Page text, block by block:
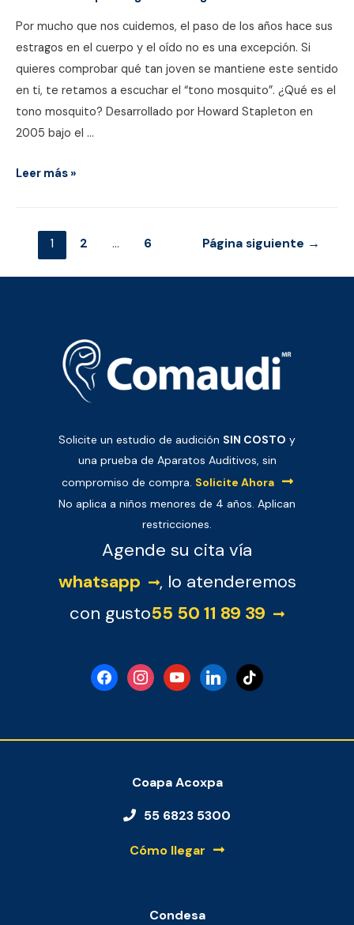
Por mucho que nos cuidemos, el paso de los años hace sus
estragos en el cuerpo y el oído no es una excepción. Si
quieres comprobar qué tan joven se mantiene este sentido
en ti, te retamos a escuchar el “tono mosquito”. ¿Qué es el
tono mosquito? Desarrollado por Howard Stapleton en
2005 bajo el …
Si
esto,
que
haciendo
Leer más »
Paginación
1 2 … 6 Página siguiente →
Solicite un estudio de audición SIN COSTO y
una prueba de Aparatos Auditivos, sin
compromiso de compra. Solicite Ahora
No aplica a niños menores de 4 años. Aplican
restricciones.
Agende su cita vía
whatsapp
, lo atenderemos
con gusto55 50 11 89 39
facebookinstagramyoutubelinkedintiktok
Coapa Acoxpa
55 6823 5300
Cómo llegar
Condesa